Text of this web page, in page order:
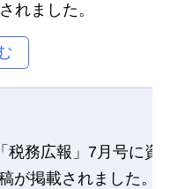
れました。
税務広報」7月号に資
が掲載されました。